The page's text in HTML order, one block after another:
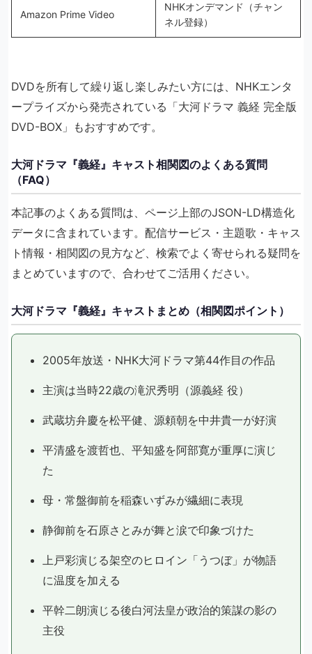
Amazon Prime Video
NHKオンデマンド（チャン
ネル登録）
DVDを所有して繰り返し楽しみたい方には、NHKエンタ
ープライズから発売されている「大河ドラマ 義経 完全版
DVD-BOX」もおすすめです。
大河ドラマ『義経』キャスト相関図のよくある質問
（FAQ）
本記事のよくある質問は、ページ上部のJSON-LD構造化
データに含まれています。配信サービス・主題歌・キャス
ト情報・相関図の見方など、検索でよく寄せられる疑問を
まとめていますので、合わせてご活用ください。
大河ドラマ『義経』キャストまとめ（相関図ポイント）
2005年放送・NHK大河ドラマ第44作目の作品
主演は当時22歳の滝沢秀明（源義経 役）
武蔵坊弁慶を松平健、源頼朝を中井貴一が好演
平清盛を渡哲也、平知盛を阿部寛が重厚に演じ
た
母・常盤御前を稲森いずみが繊細に表現
静御前を石原さとみが舞と涙で印象づけた
上戸彩演じる架空のヒロイン「うつぼ」が物語
に温度を加える
平幹二朗演じる後白河法皇が政治的策謀の影の
主役